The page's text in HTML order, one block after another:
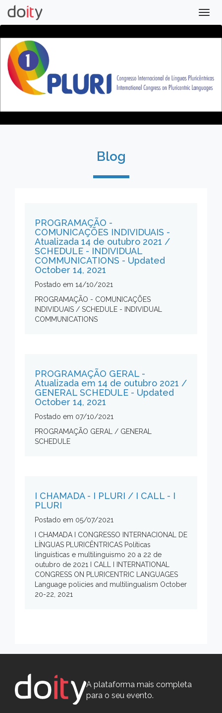
Blog
PROGRAMAÇÃO -
COMUNICAÇÕES INDIVIDUAIS -
Atualizada 14 de outubro 2021 /
SCHEDULE - INDIVIDUAL
COMMUNICATIONS - Updated
October 14, 2021
Postado em 14/10/2021
PROGRAMAÇÃO - COMUNICAÇÕES
INDIVIDUAIS / SCHEDULE - INDIVIDUAL
COMMUNICATIONS
PROGRAMAÇÃO GERAL -
Atualizada em 14 de outubro 2021 /
GENERAL SCHEDULE - Updated
October 14, 2021
Postado em 07/10/2021
PROGRAMAÇÃO GERAL / GENERAL
SCHEDULE
I CHAMADA - I PLURI / I CALL - I
PLURI
Postado em 05/07/2021
I CHAMADA I CONGRESSO INTERNACIONAL DE
LÍNGUAS PLURICÊNTRICAS Políticas
linguísticas e multilinguismo 20 a 22 de
outubro de 2021 I CALL I INTERNATIONAL
CONGRESS ON PLURICENTRIC LANGUAGES
Language policies and multilingualism October
20-22, 2021
A plataforma mais completa
para o seu evento.